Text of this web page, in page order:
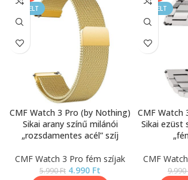
KIEMELT
CMF Watch 3 Pro (by Nothing)
Sikai arany színű milánói
„rozsdamentes acél” szíj
CMF Watch 3 Pro fém szíjak
5.990Ft 4.990 Ft
KIEMELT
CMF Watch
Sikai ezüst
CMF
9.990